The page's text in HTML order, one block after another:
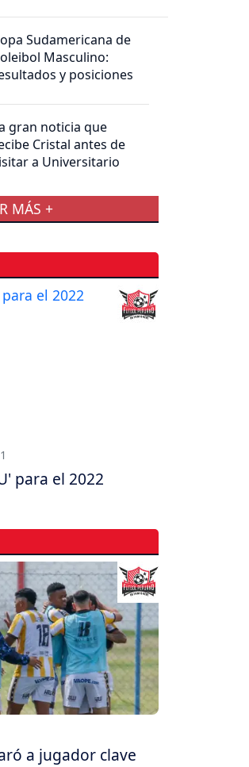
Sudamericana de
Masculino:
y posiciones
gran noticia que
Cristal antes de
a Universitario
MÁS +
para el 2022
a jugador clave